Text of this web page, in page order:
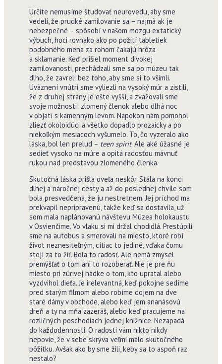
Určite nemusíme študovať neurovedu, aby sme
vedeli, že prudké zamilovanie sa – najmä ak je
nebezpečné – spôsobí v našom mozgu extatický
výbuch, hoci rovnako ako po požití tabletiek
podobného mena za rohom čakajú hrôza
a sklamanie. Keď prišiel moment divokej
zamilovanosti, prechádzali sme sa po múzeu tak
dlho, že zavreli bez toho, aby sme si to všimli.
Uväznení vnútri sme vyliezli na vysoký múr a zistili,
že z druhej strany je ešte vyšší, a zvažovali sme
svoje možnosti: zlomený členok alebo dlhá noc
v objatí s kamenným levom. Napokon nám pomohol
zliezť okoloidúci a všetko dopadlo prozaicky a po
niekoľkým mesiacoch vyšumelo. To, čo vyzeralo ako
láska, bol len prelud – teen spirit. Ale aké úžasné je
sedieť vysoko na múre a opitá radosťou mávnuť
rukou nad predstavou zlomeného členka.
Skutočná láska prišla oveľa neskôr. Stála na konci
dlhej a náročnej cesty a až do poslednej chvíle som
bola presvedčená, že ju nestretnem. Jej príchod ma
prekvapil nepripravenú, takže keď sa dostavila, už
som mala naplánovanú návštevu Múzea holokaustu
v Osvienčime. Vo vlaku si mi držal chodidlá. Prestúpili
sme na autobus a smerovali na miesto, ktoré robí
život neznesiteľným, cítiac to jediné, vďaka čomu
stojí za to žiť. Bola to radosť. Ale nemá zmysel
premýšľať o tom ani to rozoberať. Nie je pre ňu
miesto pri zúrivej hádke o tom, kto upratal alebo
vyzdvihol dieťa. Je irelevantná, keď pokojne sedíme
pred starým filmom alebo robíme dojem na dve
staré dámy v obchode, alebo keď jem ananásovú
dreň a ty na mňa zazeráš, alebo keď pracujeme na
rozličných poschodiach jednej knižnice. Nezapadá
do každodennosti. O radosti vám nikto nikdy
nepovie, že v sebe skrýva veľmi málo skutočného
pôžitku. Avšak ako by sme žili, keby sa to aspoň raz
nestalo?